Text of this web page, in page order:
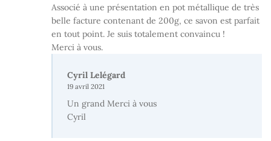
Associé à une présentation en pot métallique de très
belle facture contenant de 200g, ce savon est parfait
en tout point. Je suis totalement convaincu !
Merci à vous.
Cyril Lelégard
19 avril 2021
Un grand Merci à vous
Cyril